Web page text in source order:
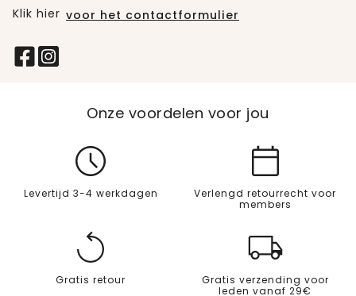
Klik hier voor het contactformulier
Onze voordelen voor jou
Levertijd 3-4 werkdagen
Verlengd retourrecht voor
members
Gratis retour
Gratis verzending voor
leden vanaf 29€